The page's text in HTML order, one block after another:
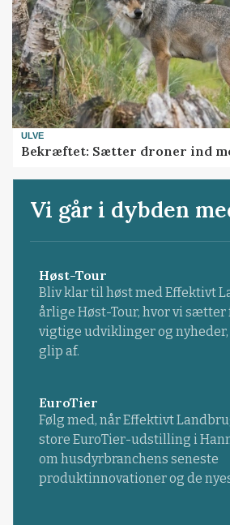
ULVE
Bekræftet: Sætter droner ind
Vi går i dybden
Høst-Tour
Bliv klar til høst med Effektivt
årlige Høst-Tour, hvor vi sætter
vigtige udviklinger og nyheder,
glip af.
EuroTier
Følg med, når Effektivt
store EuroTier-udstilling i
om husdyrbranchens seneste
produktinnovationer og de